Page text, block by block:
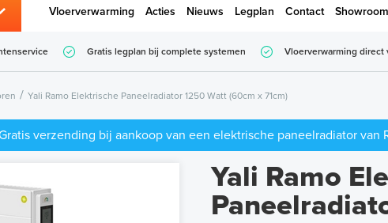
Vloerverwarming Acties Nieuws Legplan Contact Showroom
Gratis legplan bij complete systemen Vloerverwarming direct
Yali Ramo Elektrische Paneelradiator 1250 Watt (60cm x 71cm)
verzending bij aankoop van een elektrische paneelradiator van
Yali Ramo